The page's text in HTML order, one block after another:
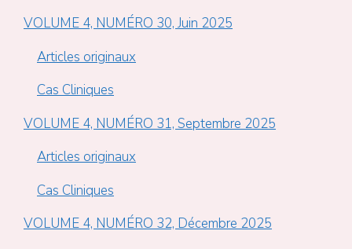
VOLUME 4, NUMÉRO 30, Juin 2025
Articles originaux
Cas Cliniques
VOLUME 4, NUMÉRO 31, Septembre 2025
Articles originaux
Cas Cliniques
VOLUME 4, NUMÉRO 32, Décembre 2025